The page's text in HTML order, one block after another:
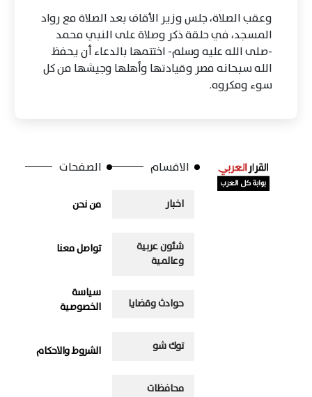
وعقب الصلاة، جلس وزير الأقاف بعد الصلاة مع رواد
المسجد، في حلقة ذكر وصلاة على النبي محمد
-صلى الله عليه وسلم- اختتمها بالدعاء أن يحفظ
الله سبحانه مصر وقيادتها وأهلها وجيشها من كل
سوء ومكروه.
الاقسام
اخبار
شئون عربية
وعالمية
حوادث وقضايا
توك شو
محافظات
الصفحات
من نحن
تواصل معنا
سياسة
الخصوصية
الشروط والاحكام